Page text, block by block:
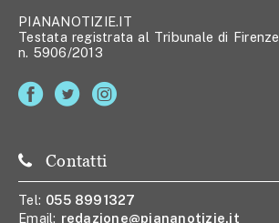
PIANANOTIZIE.IT
Testata registrata al Tribunale di Firenze,
n. 5906/2013
Contatti
Tel: 055 8991327
Email: redazione@piananotizie.it